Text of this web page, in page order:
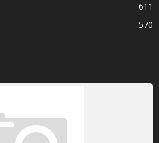
611
570